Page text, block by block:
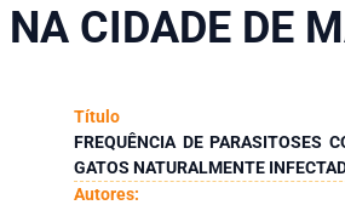
NA CIDADE DE
Título
FREQUÊNCIA DE PARASITOSES
GATOS NATURALMENTE
Autores: